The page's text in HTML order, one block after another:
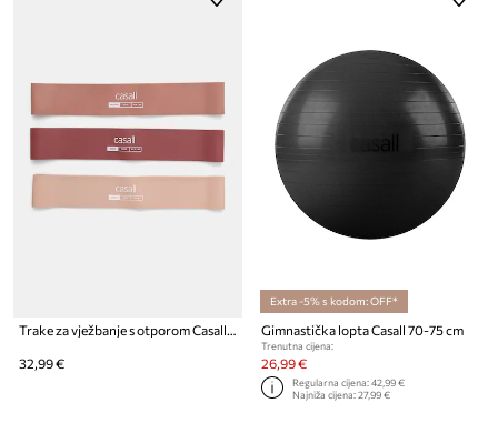
32,99 €
Extra -5% s kodom: OFF*
Gimnastička lopta Casall 70-75 cm
Trenutna cijena:
26,99 €
Regularna cijena:42,99 €
Najniža cijena:27,99 €